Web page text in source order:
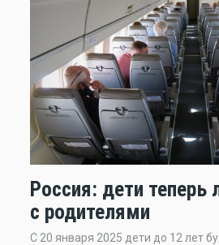
Россия: дети теперь
с родителями
С 20 января 2025 дети до 12 лет